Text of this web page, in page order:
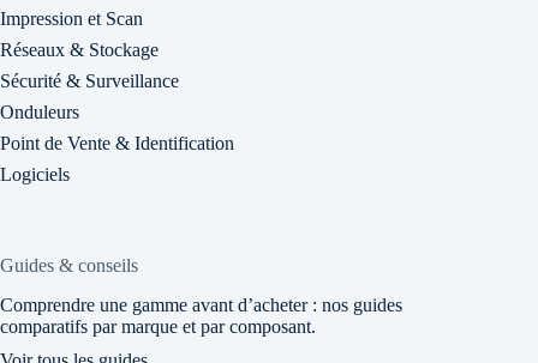
Impression et Scan
Réseaux & Stockage
Sécurité & Surveillance
Onduleurs
Point de Vente & Identification
Logiciels
Guides & conseils
Comprendre une gamme avant d’acheter : nos guides
comparatifs par marque et par composant.